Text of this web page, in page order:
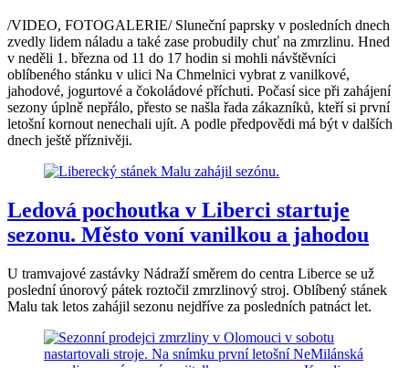
/VIDEO, FOTOGALERIE/ Sluneční paprsky v posledních dnech
zvedly lidem náladu a také zase probudily chuť na zmrzlinu. Hned
v neděli 1. března od 11 do 17 hodin si mohli návštěvníci
oblíbeného stánku v ulici Na Chmelnici vybrat z vanilkové,
jahodové, jogurtové a čokoládové příchuti. Počasí sice při zahájení
sezony úplně nepřálo, přesto se našla řada zákazníků, kteří si první
letošní kornout nenechali ujít. A podle předpovědi má být v dalších
dnech ještě příznivěji.
Ledová pochoutka v Liberci startuje
sezonu. Město voní vanilkou a jahodou
U tramvajové zastávky Nádraží směrem do centra Liberce se už
poslední únorový pátek roztočil zmrzlinový stroj. Oblíbený stánek
Malu tak letos zahájil sezonu nejdříve za posledních patnáct let.